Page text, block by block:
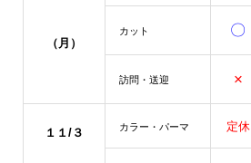
（月）
カット 〇
訪問・送迎 ×
１１/３ カラー・パーマ 定休